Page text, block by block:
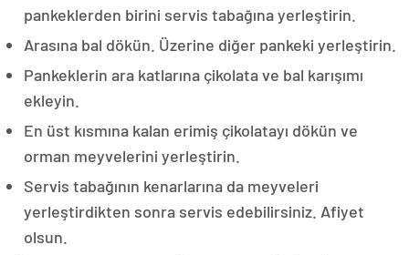
pankeklerden birini servis tabağına yerleştirin.
Arasına bal dökün. Üzerine diğer pankeki yerleştirin.
Pankeklerin ara katlarına çikolata ve bal karışımı
ekleyin.
En üst kısmına kalan erimiş çikolatayı dökün ve
orman meyvelerini yerleştirin.
Servis tabağının kenarlarına da meyveleri
yerleştirdikten sonra servis edebilirsiniz. Afiyet
olsun.